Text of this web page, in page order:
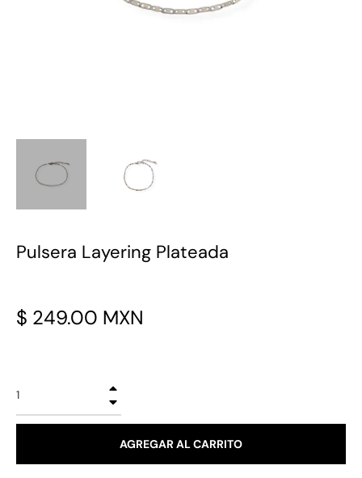
Pulsera Layering Plateada
Precio
habitual
$ 249.00 MXN
AGREGAR AL CARRITO